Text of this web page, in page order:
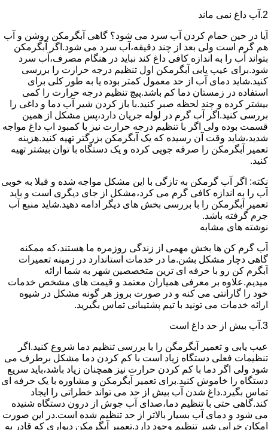
2.آب داغ نمی ماند
آیا در حین حمام کردن آب سرد می شود؟ گاهی آبگرمکن روشن و آب
هم گرم است ولی بعد از چند دقیقه،آب سرد می شود.اگر آبگرمکن
بتواند آب را به اندازه کافی داغ کند نباید در هنگام مصرف،آب سرد
شود.برای عیب یابی آبگرمکن اول تنظیم درجه حرارت را بررسی
کنید.شاید دمای آب از حد معمول کمتر بوده یا به طور کلی برای
استفاده در زمستان دما کم باشد.پیچ تنظیم درجه حرارت را کمی
بیشتر کرده و چند لحظه صبر کنید.با باز کردن شیر آب دما و داغی را
بررسی کنید.اگر آب گرم در لوله جریان دارد،پس مشکل از همین
قسمت بوده ولی اگر با تنظیم درجه حرارت نیز با کمبود اب داغ مواجه
شدید،شاید وقت آن رسیده که یک آبگرمکن بزرگتر تهیه کنید.هزینه
تعمیر آبگرمکن را صرفه جویی کرده و یک دستگاه با توان بیشتر تهیه
کنید.
نکته: اگر آب گرمکن به تازگی با این مشکل مواجه شده و قبلا به خوبی
آب را به اندازه کافی گرم می کرد،مشکل از جای دیگری است و باید
تعمیر آبگرمکن را با بررسی بخش های دیگر ادامه دهید.شاید منبع آب
جرم گرفته باشد.
نوشته های مشابه
آب گرم کن ها بخش مهمی از زندگی روزمره ما هستند،که ممکنه
گاهی دچار مشکل بشن.ما در خدمات استاندارد در زمینه تعمیرات
آبگرم کن رو با حرفه ای ترین متخصصین شهر به شما ارائه
میدیم.علاوه بر معرفی همیاران معتمد و قیمت های مشخص خدمات
خود را گارانتی می کنه و در صورت بروز هر گونه مشکل در شیوه
ارائه خدمات می تونید با تیم پشتیبانی تماس بگیرید.
3.آب بیش از حد داغ است
عیب یابی و تعمیر آبگرمگن را با بررسی تنظیم دما شروع کنید.اگر
تنظیمات فعلی دستگاه زیاد است با کم کردن دما مشکل برطرف می
شود ولی اگر دما با کم کردن حرارت نیز همچنان زیاد باشد،باید سریع
دستگاه را خاموش کنید.برای تعمیر آبگرمکن و مشاوره با یک حرفه ای
تماس بگیرد.داغ شدن آب بیش از حد می تواند خطراتی را ایجاد
کند.گاهی حتی با تنظیم دما،صدای آب جوش از درون دستگاه شنیده
می شود و دمای آب بسیار بالاتر از حد تنظیم شده است.در این صورت
امکان خرابی شیر تنظیم وجود دارد.تعمیر آبگرمکن دیواری که قادر به